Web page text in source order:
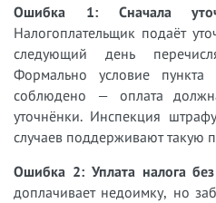
Ошибка 1: Сначала
Налогоплательщик подаёт
следующий день
Формально условие
соблюдено — оплата
уточнёнки. Инспекция
случаев поддерживают такую
Ошибка 2: Уплата налога
доплачивает недоимку, но